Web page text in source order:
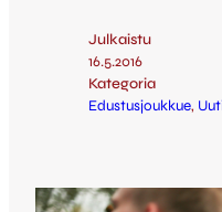
Julkaistu
16.5.2016
Kategoria
Edustusjoukkue,